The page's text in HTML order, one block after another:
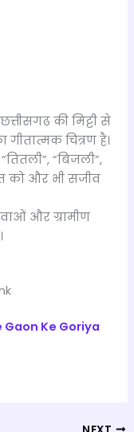
की मिट्टी से
गीतात्मक चित्रण है।
“बिजली”,
को और भी सजीव
और ग्रामीण
Ke Goriya